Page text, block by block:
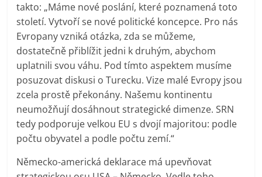
takto: „Máme nové poslání, které poznamená toto
století. Vytvoří se nové politické koncepce. Pro nás
Evropany vzniká otázka, zda se můžeme,
dostatečně přiblížit jedni k druhým, abychom
uplatnili svou váhu. Pod tímto aspektem musíme
posuzovat diskusi o Turecku. Vize malé Evropy jsou
zcela prostě překonány. Našemu kontinentu
neumožňují dosáhnout strategické dimenze. SRN
tedy podporuje velkou EU s dvojí majoritou: podle
počtu obyvatel a podle počtu zemí.“
Německo-americká deklarace má upevňovat